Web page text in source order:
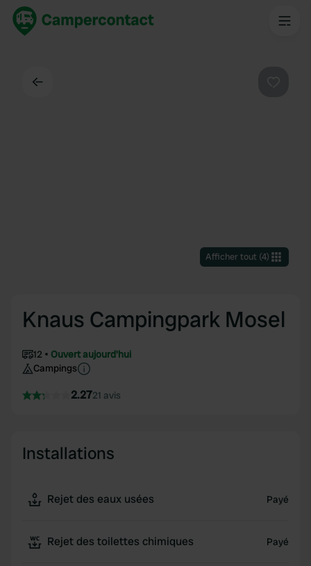
Afficher tout(4)
Knaus Campingpark Mosel
12
Ouvert aujourd'hui
Campings
2.2721 avis
Installations
Rejet des eaux usées Payé
Rejet des toilettes chimiques Payé